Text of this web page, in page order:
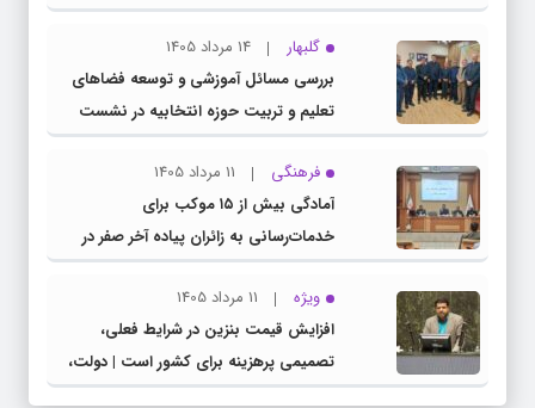
گلبهار
14 مرداد 1405
بررسی مسائل آموزشی و توسعه فضاهای
تعلیم و تربیت حوزه انتخابیه در نشست
مشترک عضو کمیسیون آموزش مجلس با
مدیرکل آموزش و پرورش خراسان رضوی
فرهنگی
11 مرداد 1405
آمادگی بیش از ۱۵ موکب برای
خدمات‌رسانی به زائران پیاده آخر صفر در
شهرستان چناران
ویژه
11 مرداد 1405
افزایش قیمت بنزین در شرایط فعلی،
تصمیمی پرهزینه برای کشور است | دولت،
قاچاق سوخت و عوامل اصلی ناترازی را